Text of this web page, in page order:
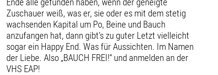
Zuschauer weiß, was er, sie oder es mit dem stetig
wachsenden Kapital um Po, Beine und Bauch
anzufangen hat, dann gibt’s zu guter Letzt vielleicht
sogar ein Happy End. Was für Aussichten. Im Namen
der Liebe. Also „BAUCH FREI!“ und anmelden an der
VHS EAP!